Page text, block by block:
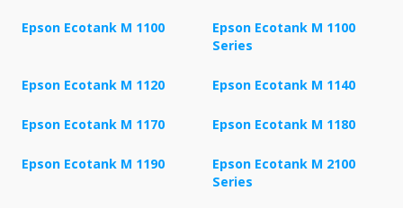
Epson Ecotank M 1100
Epson Ecotank M 1100
Series
Epson Ecotank M 1120 Epson Ecotank M 1140
Epson Ecotank M 1170 Epson Ecotank M 1180
Epson Ecotank M 1190
Epson Ecotank M 2100
Series